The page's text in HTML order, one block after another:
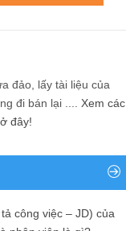
đảo, lấy tài liệu của
đi bán lại .... Xem các
đây!
công việc – JD) của